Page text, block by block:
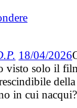
18/04/2026
visto solo il
in cui